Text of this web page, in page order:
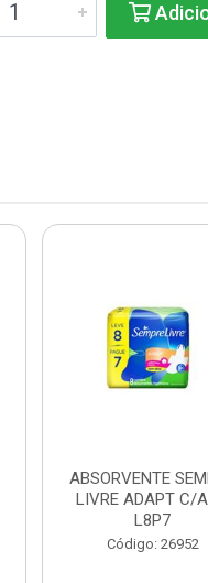
ABSORVENTE
LIVRE ADAPT C/
L8P7
Código: 26952